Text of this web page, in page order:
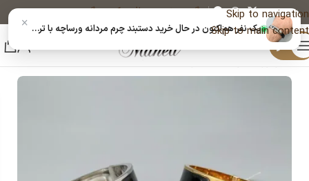
Skip to navigation
Skip to main content
پیگیری خریددریافت کد رهگیری پستی
منو
خانه زیورآلات و بدلیجات رنگ ثابت دستبند
یک نفر هم‌اکنون در حال خرید دستبند چرم مردانه ورساچه با ترکیب استیل|14040555 است ×